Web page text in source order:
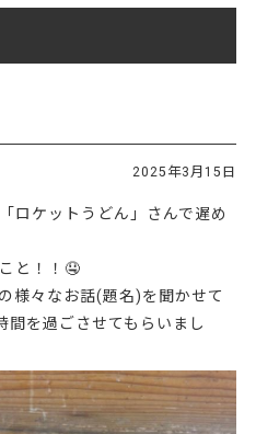
2025年3月15日
ロケットうどん」さんで遅め
と！！🤤
様々なお話(題名)を聞かせて
を過ごさせてもらいまし